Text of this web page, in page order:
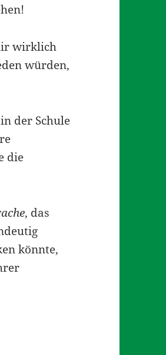
wirklich
würden,
der Schule
die
, das
könnte,